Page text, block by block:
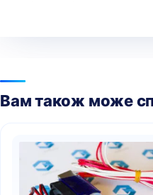
Вам також може
товар